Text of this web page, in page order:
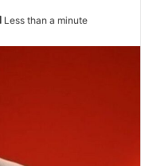
Less than a minute